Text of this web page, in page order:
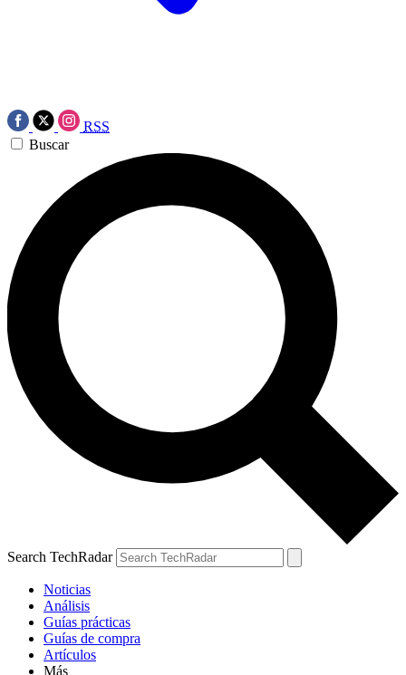
RSS
Buscar
Search TechRadar
Noticias
Análisis
Guías prácticas
Guías de compra
Artículos
Más